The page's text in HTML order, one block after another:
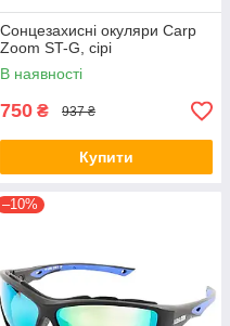
Сонцезахисні окуляри Carp
Zoom ST-G, сірі
В наявності
750 ₴ 937 ₴
Купити
–10%